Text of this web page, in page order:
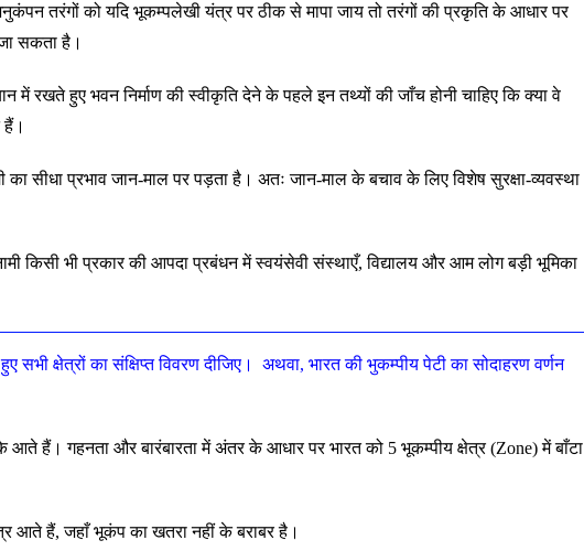
तरंगों को यदि भूकम्पलेखी यंत्र पर ठीक से मापा जाय तो तरंगों की प्रकृति के आधार पर
सकता है।
में रखते हुए भवन निर्माण की स्वीकृति देने के पहले इन तथ्यों की जाँच होनी चाहिए कि क्या वे
हैं।
का सीधा प्रभाव जान-माल पर पड़ता है। अतः जान-माल के बचाव के लिए विशेष सुरक्षा-व्यवस्था
किसी भी प्रकार की आपदा प्रबंधन में स्वयंसेवी संस्थाएँ, विद्यालय और आम लोग बड़ी भूमिका
सभी क्षेत्रों का संक्षिप्त विवरण दीजिए। अथवा, भारत की भुकम्पीय पेटी का सोदाहरण वर्णन
हैं। गहनता और बारंबारता में अंतर के आधार पर भारत को 5 भूकम्पीय क्षेत्र (Zone) में बाँटा
आते हैं, जहाँ भूकंप का खतरा नहीं के बराबर है।